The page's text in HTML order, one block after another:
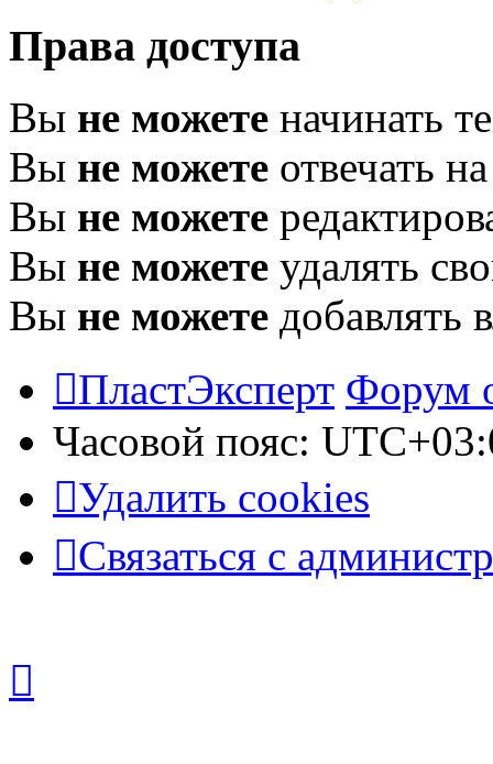
Права доступа
Вы не можете начинать
Вы не можете отвечать
Вы не можете
Вы не можете удалять
Вы не можете добавлять
ПластЭксперт Форум
Часовой пояс:
Удалить cookies
Связаться с